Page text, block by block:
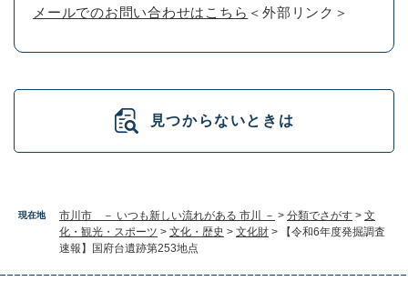
現在地 市川市 － いつも新しい流れがある 市川 － > 分類でさがす > 文
化・観光・スポーツ > 文化・歴史 > 文化財 >
【令和6年度発掘調査
速報】国府台遺跡第253地点
メールでのお問い合わせはこちら ＜外部リンク＞
見つからないときは